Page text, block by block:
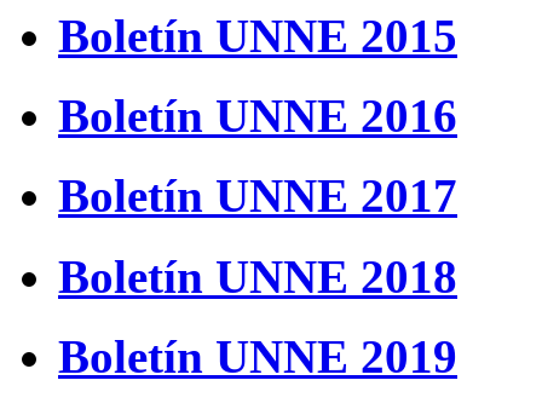
Boletín UNNE 2015
Boletín UNNE 2016
Boletín UNNE 2017
Boletín UNNE 2018
Boletín UNNE 2019